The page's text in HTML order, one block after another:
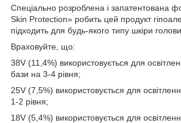
Спеціально розроблена і запатентована
Skin Protection» робить цей продукт
підходить для будь-якого типу шкіри голови.
Враховуйте, що:
38V (11,4%) використовується для
бази на 3-4 рівня;
25V (7,5%) використовується для
1-2 рівня;
18V (5,4%) використовується для